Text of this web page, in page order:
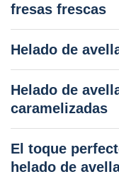
fresas frescas
Helado de
Helado de
caramelizadas
El toque
helado de